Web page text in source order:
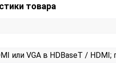
товара
или VGA в HDBaseT /